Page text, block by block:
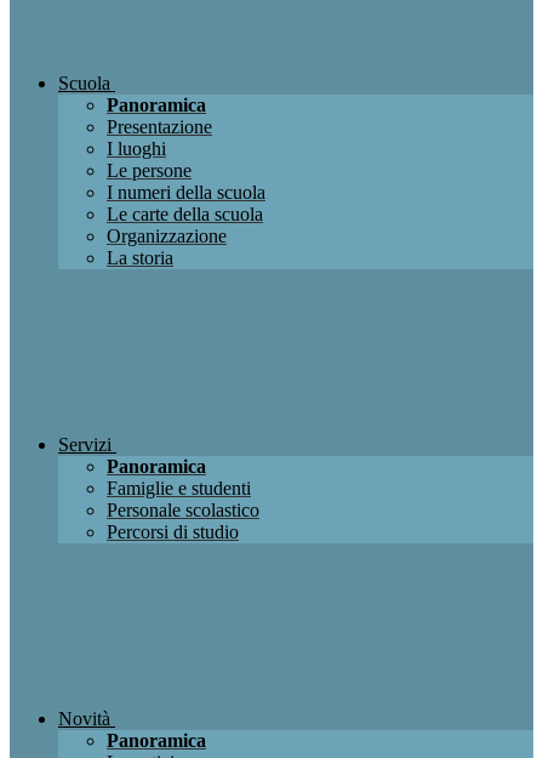
Scuola
Panoramica
Presentazione
I luoghi
Le persone
I numeri della scuola
Le carte della scuola
Organizzazione
La storia
Servizi
Panoramica
Famiglie e studenti
Personale scolastico
Percorsi di studio
Novità
Panoramica